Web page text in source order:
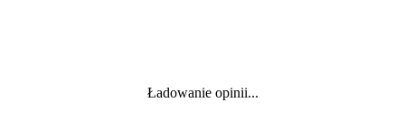
Ładowanie opinii...